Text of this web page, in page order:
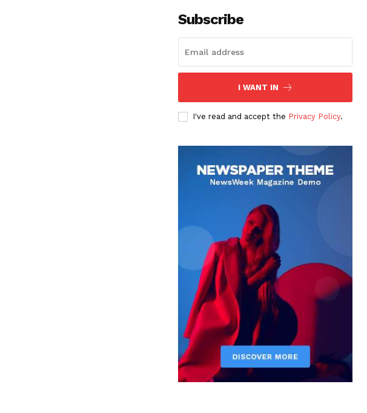
Subscribe
I WANT IN
I've read and accept the Privacy Policy.